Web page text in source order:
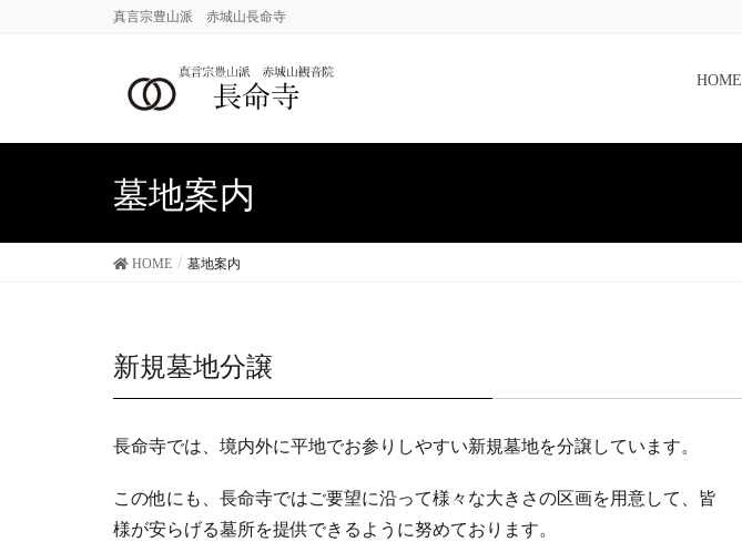
真言宗豊山派 赤城山長命寺
HOME
墓地案内
HOME 墓地案内
新規墓地分譲
長命寺では、境内外に平地でお参りしやすい新規墓地を分譲しています。
この他にも、長命寺ではご要望に沿って様々な大きさの区画を用意して、皆
様が安らげる墓所を提供できるように努めております。